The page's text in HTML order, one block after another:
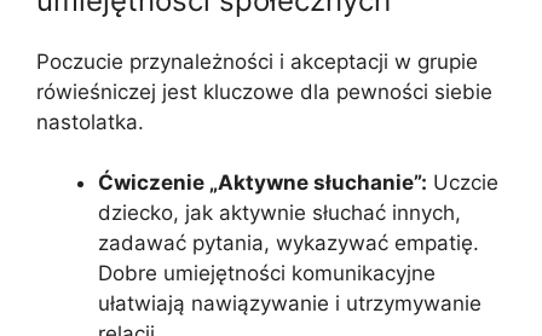
Poczucie przynależności i akceptacji w grupie
rówieśniczej jest kluczowe dla pewności siebie
nastolatka.
Ćwiczenie „Aktywne słuchanie”: Uczcie
dziecko, jak aktywnie słuchać innych,
zadawać pytania, wykazywać empatię.
Dobre umiejętności komunikacyjne
ułatwiają nawiązywanie i utrzymywanie